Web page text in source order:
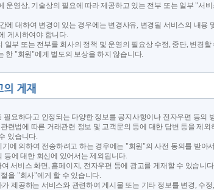
영상, 기술상의 필요에 따라 제공하고 있는 전부 또는 일부 "서
대하여 변경이 있는 경우에는 변경사유, 변경될 서비스의 내용
게시하여야 합니다.
부 또는 전부를 회사의 정책 및 운영의 필요상 수정, 중단, 변경할
한 "회원"에게 별도의 보상을 하지 않습니다.
요하다고 인정되는 다양한 정보를 공지사항이나 전자우편 등의
련법에 따른 거래관련 정보 및 고객문의 등에 대한 답변 등을 제외
있습니다.
에 의하여 전송하려고 하는 경우에는 "회원"의 사전 동의를 받아
에 대한 회신에 있어서는 제외됩니다.
서비스 화면, 홈페이지, 전자우편 등에 광고를 게재할 수 있습니
을 "회사"에게 할 수 있습니다.
제공하는 서비스와 관련하여 게시물 또는 기타 정보를 변경, 수정